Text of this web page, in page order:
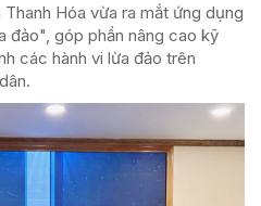
Hóa vừa ra mắt ứng dụng
đảo", góp phần nâng cao kỹ
các hành vi lừa đảo trên